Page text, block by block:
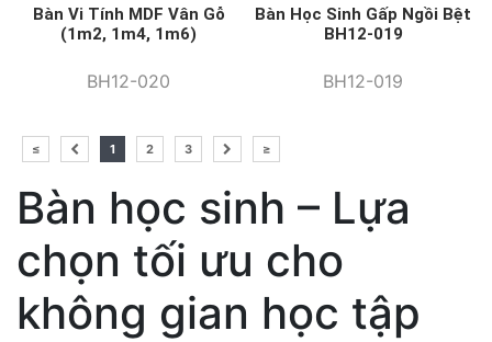
Bàn Vi Tính MDF Vân Gỗ
(1m2, 1m4, 1m6)
BH12-020
Bàn Học Sinh Gấp Ngồi Bệt
BH12-019
BH12-019
≤ 1 2 3 ≥
Bàn học sinh – Lựa
chọn tối ưu cho
không gian học tập